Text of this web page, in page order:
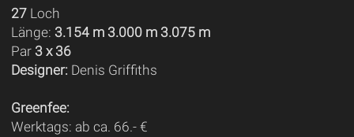
27Loch
Länge: 3.154 m 3.000 m 3.075 m
Par 3 x 36
Designer: Denis Griffiths
Greenfee:
Werktags: ab ca. 66.- €